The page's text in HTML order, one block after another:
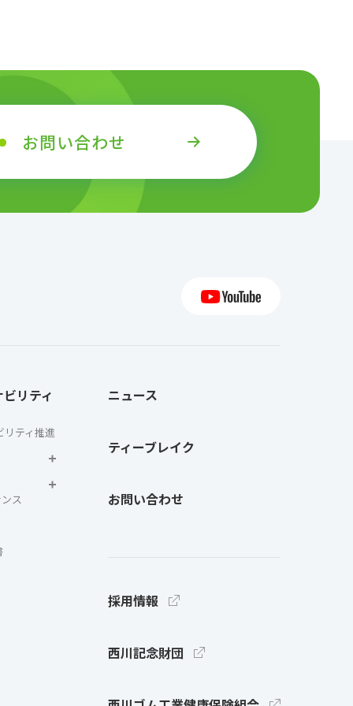
お問い合わせ
リティ
リティ推進
ス
ニュース
ティーブレイク
お問い合わせ
採用情報
西川記念財団